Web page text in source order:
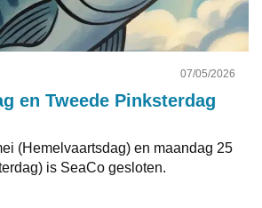
07/05/2026
en Tweede Pinksterdag
(Hemelvaartsdag) en maandag 25
is SeaCo gesloten.